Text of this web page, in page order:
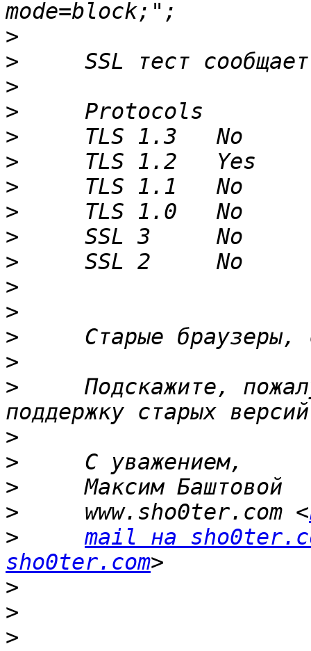
>
>
>
>
>
>
>
>
>
>
>
>
>
>
>
Подскажите,
>
>
>
>
     www.sho0ter.com <
>
mail на
sho0ter.com
>
>
>